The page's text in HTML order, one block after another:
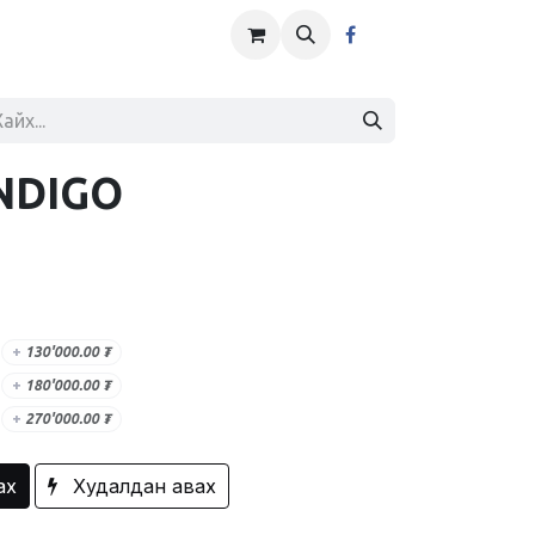
+ 130'000.00₮
+ 180'000.00₮
+ 270'000.00₮
Худалдан авах